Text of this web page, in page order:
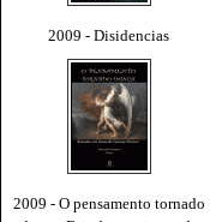
2009 - Disidencias
2009 - O pensamento tornado